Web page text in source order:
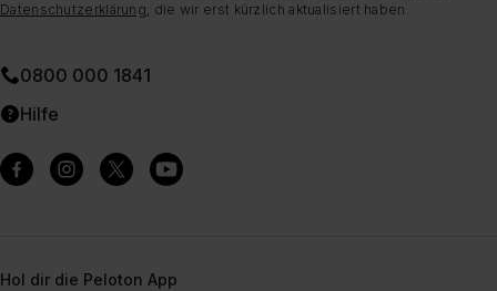
Datenschutzerklärung, die wir erst kürzlich aktualisiert haben.
0800 000 1841
Hilfe
Hol dir die Peloton App